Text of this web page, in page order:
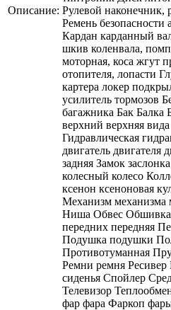
Описание: Рулевой наконечник,
Ремень безопасности
Кардан карданный
шкив коленвала,
моторная, коса жгут
отопителя, лопасти
картера локер
усилитель тормозов
багажника Бак Балка
верхний верхняя
Гидравлическая
двигатель
задняя Замок
колесный колесо
ксенон ксеноновая
Механизм
Ниша Обвес Обшивка
передних передняя
Подушка подушки
Противотуманная
Ремни ремня Ресивер
сиденья Спойлер
Телевизор
фар фара Фаркоп